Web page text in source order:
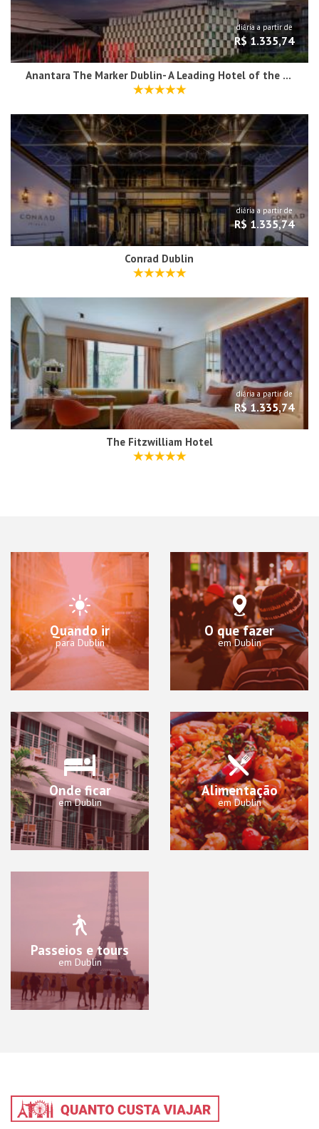
diária a partir de
R$ 1.335,74
Anantara The Marker Dublin- A Leading Hotel of the World
diária a partir de
R$ 1.335,74
Conrad Dublin
diária a partir de
R$ 1.335,74
The Fitzwilliam Hotel
Quando ir
para Dublin
O que fazer
em Dublin
Onde ficar
em Dublin
Alimentação
em Dublin
Passeios e tours
em Dublin